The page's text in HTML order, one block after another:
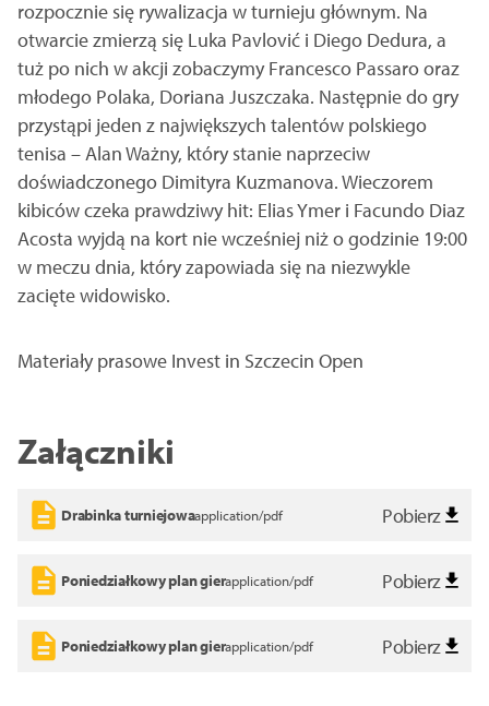
rozpocznie się rywalizacja w turnieju głównym. Na
otwarcie zmierzą się Luka Pavlović i Diego Dedura, a
tuż po nich w akcji zobaczymy Francesco Passaro oraz
młodego Polaka, Doriana Juszczaka. Następnie do gry
przystąpi jeden z największych talentów polskiego
tenisa – Alan Ważny, który stanie naprzeciw
doświadczonego Dimityra Kuzmanova. Wieczorem
kibiców czeka prawdziwy hit: Elias Ymer i Facundo Diaz
Acosta wyjdą na kort nie wcześniej niż o godzinie 19:00
w meczu dnia, który zapowiada się na niezwykle
zacięte widowisko.
Materiały prasowe Invest in Szczecin Open
Załączniki
Drabinka turniejowaapplication/pdf Pobierz
Poniedziałkowy plan gierapplication/pdf Pobierz
Poniedziałkowy plan gierapplication/pdf Pobierz